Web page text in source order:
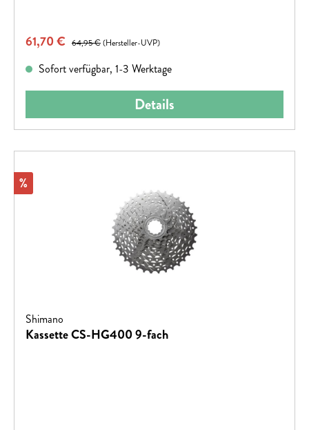
Verkaufspreis:
61,70 € Regulärer Preis:
64,95 €(Hersteller-UVP)
Sofort verfügbar, 1-3 Werktage
Details
Rabatt
%
Shimano
Kassette CS-HG400 9-fach